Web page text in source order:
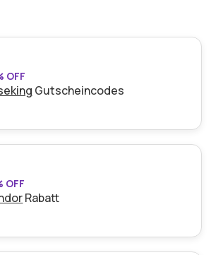
OFF
Gutscheincodes
OFF
Rabatt